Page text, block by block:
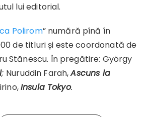
lui editorial.
Polirom” numără pînă în
de titluri și este coordonată de
Stănescu. În pregătire: György
; Nuruddin Farah,Ascuns la
Insula Tokyo.